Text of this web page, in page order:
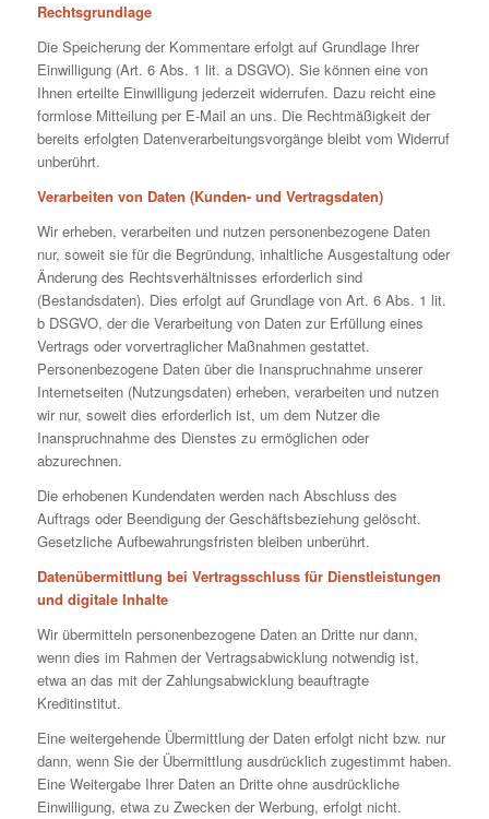
Rechtsgrundlage
Die Speicherung der Kommentare erfolgt auf Grundlage Ihrer
Einwilligung (Art. 6 Abs. 1 lit. a DSGVO). Sie können eine von
Ihnen erteilte Einwilligung jederzeit widerrufen. Dazu reicht eine
formlose Mitteilung per E-Mail an uns. Die Rechtmäßigkeit der
bereits erfolgten Datenverarbeitungsvorgänge bleibt vom Widerruf
unberührt.
Verarbeiten von Daten (Kunden- und Vertragsdaten)
Wir erheben, verarbeiten und nutzen personenbezogene Daten
nur, soweit sie für die Begründung, inhaltliche Ausgestaltung oder
Änderung des Rechtsverhältnisses erforderlich sind
(Bestandsdaten). Dies erfolgt auf Grundlage von Art. 6 Abs. 1 lit.
b DSGVO, der die Verarbeitung von Daten zur Erfüllung eines
Vertrags oder vorvertraglicher Maßnahmen gestattet.
Personenbezogene Daten über die Inanspruchnahme unserer
Internetseiten (Nutzungsdaten) erheben, verarbeiten und nutzen
wir nur, soweit dies erforderlich ist, um dem Nutzer die
Inanspruchnahme des Dienstes zu ermöglichen oder
abzurechnen.
Die erhobenen Kundendaten werden nach Abschluss des
Auftrags oder Beendigung der Geschäftsbeziehung gelöscht.
Gesetzliche Aufbewahrungsfristen bleiben unberührt.
Datenübermittlung bei Vertragsschluss für Dienstleistungen
und digitale Inhalte
Wir übermitteln personenbezogene Daten an Dritte nur dann,
wenn dies im Rahmen der Vertragsabwicklung notwendig ist,
etwa an das mit der Zahlungsabwicklung beauftragte
Kreditinstitut.
Eine weitergehende Übermittlung der Daten erfolgt nicht bzw. nur
dann, wenn Sie der Übermittlung ausdrücklich zugestimmt haben.
Eine Weitergabe Ihrer Daten an Dritte ohne ausdrückliche
Einwilligung, etwa zu Zwecken der Werbung, erfolgt nicht.